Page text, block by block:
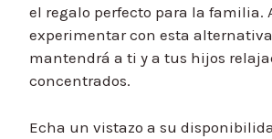
el regalo perfecto para la familia.
experimentar con esta
mantendrá a ti y a tus hijos
concentrados.
Echa un vistazo a su